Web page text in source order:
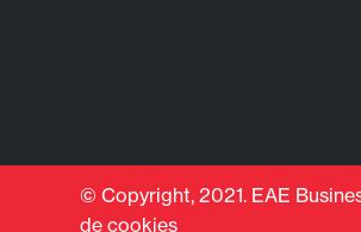
© Copyright, 2021. EAE
de cookies